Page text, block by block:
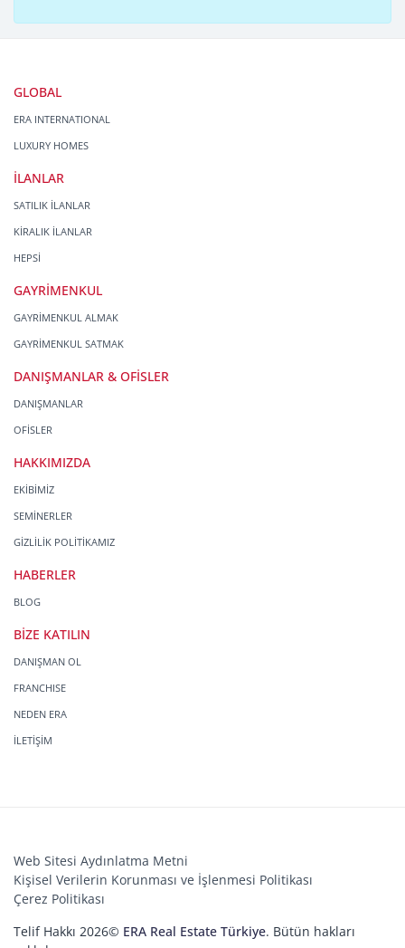
GLOBAL
ERA INTERNATIONAL
LUXURY HOMES
İLANLAR
SATILIK İLANLAR
KİRALIK İLANLAR
HEPSİ
GAYRİMENKUL
GAYRİMENKUL ALMAK
GAYRİMENKUL SATMAK
DANIŞMANLAR & OFİSLER
DANIŞMANLAR
OFİSLER
HAKKIMIZDA
EKİBİMİZ
SEMİNERLER
GİZLİLİK POLİTİKAMIZ
HABERLER
BLOG
BİZE KATILIN
DANIŞMAN OL
FRANCHISE
NEDEN ERA
İLETİŞİM
Web Sitesi Aydınlatma Metni
Kişisel Verilerin Korunması ve İşlenmesi Politikası
Çerez Politikası
Telif Hakkı 2026© ERA Real Estate Türkiye. Bütün hakları